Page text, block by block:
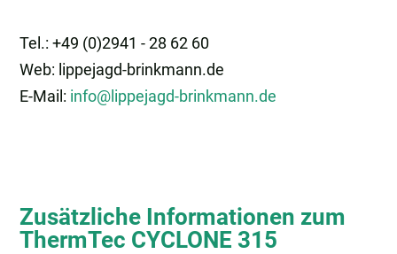
Tel.: +49 (0)2941 - 28 62 60
Web: lippejagd-brinkmann.de
E-Mail: info@lippejagd-brinkmann.de
Zusätzliche Informationen zum
ThermTec CYCLONE 315